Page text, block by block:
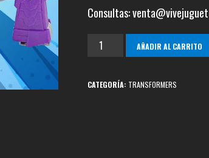
Consultas:
Shockwave
Cyberverse
Adventures
AÑADIR AL CARRITO
CATEGORÍA: TRANSFORMERS